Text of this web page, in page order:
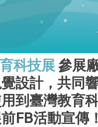
科技展 參展
設計，共同
到臺灣教育
FB活動宣傳！